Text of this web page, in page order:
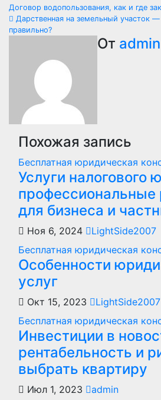
Навигация
по
записям
Договор водопользования, как и где
Дарственная на земельный участок
правильно?
От admin
Похожая запись
Бесплатная юридическая
Услуги налогового
профессиональные
для бизнеса и
Ноя 6, 2024
LightSide2007
Бесплатная юридическая
Особенности
услуг
Окт 15, 2023
LightSide2007
Бесплатная юридическая
Инвестиции в
рентабельность и
выбрать квартиру
Июл 1, 2023 admin